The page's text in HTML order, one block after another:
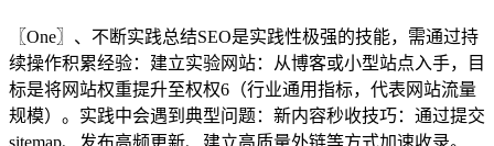
〖One〗、不断实践总结SEO是实践性极强的技能，需通过持
续操作积累经验：建立实验网站：从博客或小型站点入手，目
标是将网站权重提升至权权6（行业通用指标，代表网站流量
规模）。实践中会遇到典型问题：新内容秒收技巧：通过提交